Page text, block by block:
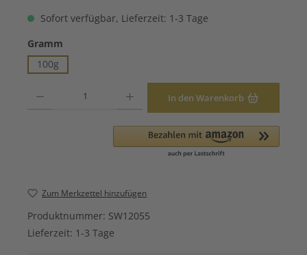
Sofort verfügbar, Lieferzeit: 1-3 Tage
Gramm
100g
In den Warenkorb
Zum Merkzettel hinzufügen
Produktnummer: SW12055
Lieferzeit: 1-3 Tage